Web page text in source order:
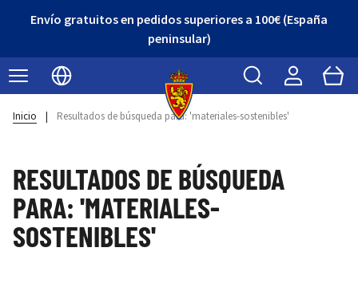
Envío gratuitos en pedidos superiores a 100€ (España
peninsular)
Seleccionar idioma
Buscar Cart
Inicio | Resultados de búsqueda para: 'materiales-sostenibles'
RESULTADOS DE BÚSQUEDA
PARA: 'MATERIALES-
SOSTENIBLES'